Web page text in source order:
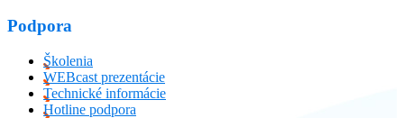
Podpora
Školenia
WEBcast prezentácie
Technické informácie
Hotline podpora